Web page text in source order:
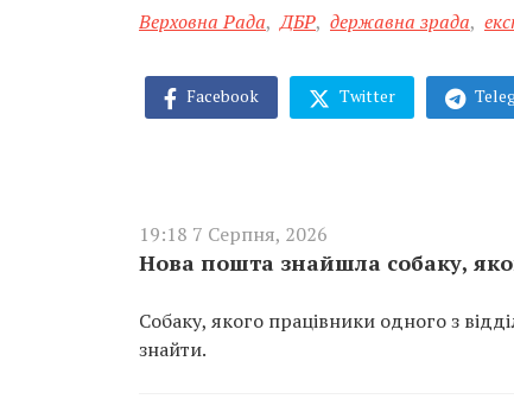
Верховна Рада, ДБР, державна зрада,
Facebook Twitter
19:18 7 Серпня, 2026
Нова пошта знайшла собаку,
Собаку, якого працівники одного з
знайти.